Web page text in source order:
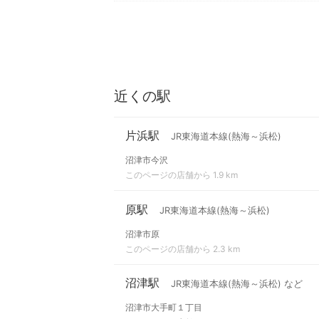
近くの駅
片浜駅 JR東海道本線(熱海～浜松)
沼津市今沢
このページの店舗から 1.9 km
原駅 JR東海道本線(熱海～浜松)
沼津市原
このページの店舗から 2.3 km
沼津駅 JR東海道本線(熱海～浜松) など
沼津市大手町１丁目